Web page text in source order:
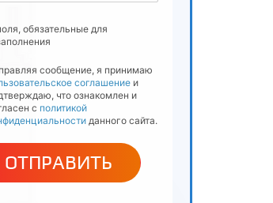
обязательные для
сообщение, я принимаю
соглашение и
что ознакомлен и
с политикой
данного сайта.
ОТПРАВИТЬ